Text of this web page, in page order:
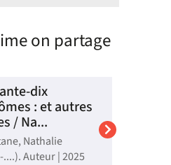
on partage
dix
: et autres
/ Na...
Nathalie
....). Auteur | 2025